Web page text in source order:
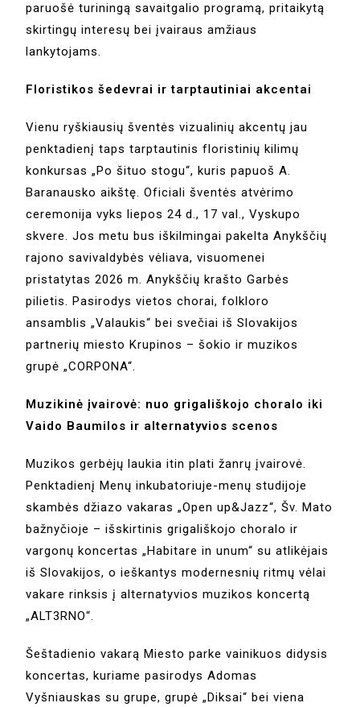
paruošė turiningą savaitgalio programą, pritaikytą
skirtingų interesų bei įvairaus amžiaus
lankytojams.
Floristikos šedevrai ir tarptautiniai akcentai
Vienu ryškiausių šventės vizualinių akcentų jau
penktadienį taps tarptautinis floristinių kilimų
konkursas „Po šituo stogu“, kuris papuoš A.
Baranausko aikštę. Oficiali šventės atvėrimo
ceremonija vyks liepos 24 d., 17 val., Vyskupo
skvere. Jos metu bus iškilmingai pakelta Anykščių
rajono savivaldybės vėliava, visuomenei
pristatytas 2026 m. Anykščių krašto Garbės
pilietis. Pasirodys vietos chorai, folkloro
ansamblis „Valaukis“ bei svečiai iš Slovakijos
partnerių miesto Krupinos – šokio ir muzikos
grupė „CORPONA“.
Muzikinė įvairovė: nuo grigališkojo choralo iki
Vaido Baumilos ir alternatyvios scenos
Muzikos gerbėjų laukia itin plati žanrų įvairovė.
Penktadienį Menų inkubatoriuje-menų studijoje
skambės džiazo vakaras „Open up&Jazz“, Šv. Mato
bažnyčioje – išskirtinis grigališkojo choralo ir
vargonų koncertas „Habitare in unum“ su atlikėjais
iš Slovakijos, o ieškantys modernesnių ritmų vėlai
vakare rinksis į alternatyvios muzikos koncertą
„ALT3RNO“.
Šeštadienio vakarą Miesto parke vainikuos didysis
koncertas, kuriame pasirodys Adomas
Vyšniauskas su grupe, grupė „Diksai“ bei viena